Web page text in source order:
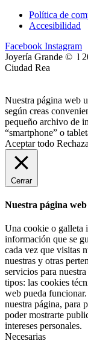
Política de
Accesibilidad
Facebook Instagram
Joyería Grande © l
Ciudad Rea
Nuestra página web
según creas
pequeño archivo de
“smartphone” o
Aceptar todo
Cerrar
Nuestra página
Una cookie o galleta
información que se
cada vez que visitas
nuestras y otras
servicios para
tipos: las cookies
web pueda
nuestra página, para
poder mostrarte
intereses personales.
Necesarias